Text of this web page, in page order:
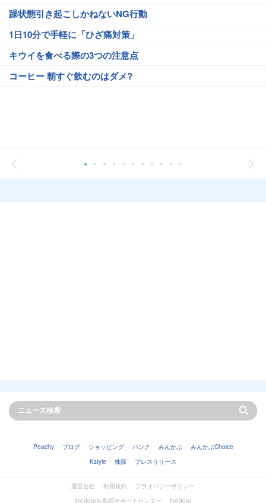
躁状態引き起こしかねないNG行動
1日10分で手軽に「ひざ痛対策」
キウイを食べる際の3つの注意点
コーヒー 朝すぐ飲むのはダメ?
Peachy ブログ ショッピング バンク みんかぶ
みんかぶChoice
Kstyle
株探 プレスリリース
運営会社 利用規約
プライバシーポリシー
livedoorお客様サポートセンター
livedoor